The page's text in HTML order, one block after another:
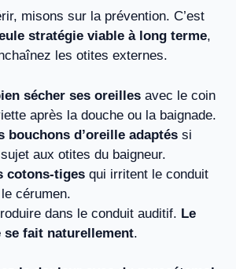
misons sur la prévention. C’est
stratégie viable à long terme,
les otites externes.
sécher ses oreilles avec le coin
après la douche ou la baignade.
bouchons d’oreille adaptés si
aux otites du baigneur.
cotons-tiges qui irritent le conduit
cérumen.
dans le conduit auditif. Le
se fait naturellement.